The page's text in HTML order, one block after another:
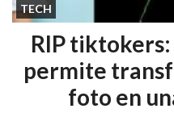
TECH
RIP
permite
foto en